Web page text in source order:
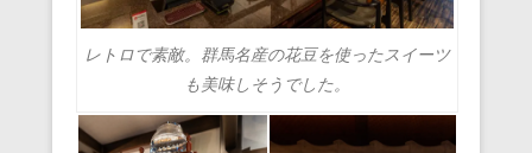
レトロで素敵。群馬名産の花豆を使ったスイーツ
も美味しそうでした。